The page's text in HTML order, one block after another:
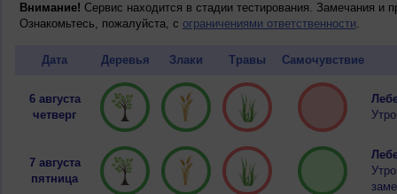
Внимание! Сервис находится в стадии тестирования. Замечания и
Ознакомьтесь, пожалуйста, с ограничениями ответственности.
Дата Деревья Злаки Травы Самочувствие
6 августа
четверг
7 августа
пятница